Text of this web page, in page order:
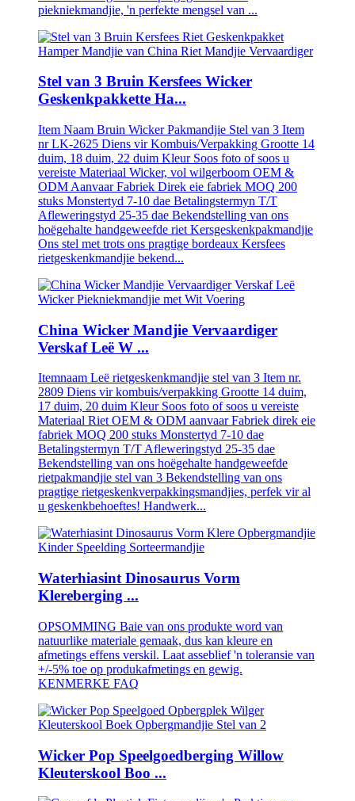
piekniekmandjie, 'n perfekte mengsel van ...
Stel van 3 Bruin Kersfees Wicker
Geskenkpakkette Ha...
Item Naam Bruin Wicker Pakmandjie Stel van 3 Item
nr LK-2625 Diens vir Kombuis/Verpakking Grootte 14
duim, 18 duim, 22 duim Kleur Soos foto of soos u
vereiste Materiaal Wicker, vol wilgerboom OEM &
ODM Aanvaar Fabriek Direk eie fabriek MOQ 200
stuks Monstertyd 7-10 dae Betalingstermyn T/T
Afleweringstyd 25-35 dae Bekendstelling van ons
hoëgehalte handgeweefde riet Kersgeskenkpakmandjie
Ons stel met trots ons pragtige bordeaux Kersfees
rietgeskenkmandjie bekend...
China Wicker Mandjie Vervaardiger
Verskaf Leë W ...
Itemnaam Leë rietgeskenkmandjie stel van 3 Item nr.
2809 Diens vir kombuis/verpakking Grootte 14 duim,
17 duim, 20 duim Kleur Soos foto of soos u vereiste
Materiaal Riet OEM & ODM aanvaar Fabriek direk eie
fabriek MOQ 200 stuks Monstertyd 7-10 dae
Betalingstermyn T/T Afleweringstyd 25-35 dae
Bekendstelling van ons hoëgehalte handgeweefde
rietpakmandjie stel van 3 Bekendstelling van ons
pragtige rietgeskenkverpakkingsmandjies, perfek vir al
u geskenkbehoeftes! Handwerk...
Waterhiasint Dinosaurus Vorm
Klereberging ...
OPSOMMING Baie van ons produkte word van
natuurlike materiale gemaak, dus kan kleure en
afmetings effens verskil. Laat asseblief 'n toleransie van
+/-5% toe op produkafmetings en gewig.
KENMERKE FAQ
Wicker Pop Speelgoedberging Willow
Kleuterskool Boo ...